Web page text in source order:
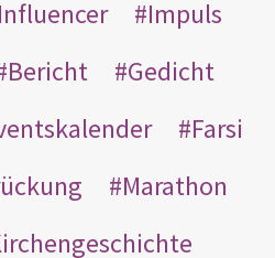
Influencer
Impuls
Bericht
Gedicht
Farsi
Marathon